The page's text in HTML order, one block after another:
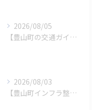
2026/08/05
【豊山町の交通ガイド】バスで広がる“便利な町の移動力”
2026/08/03
【豊山町インフラ整備】交通・道路・河川の強化で“公共交通の結節点”へ